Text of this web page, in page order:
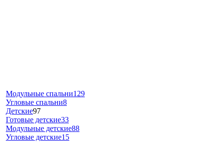
Модульные спальни129
Угловые спальни8
Детские97
Готовые детские33
Модульные детские88
Угловые детские15